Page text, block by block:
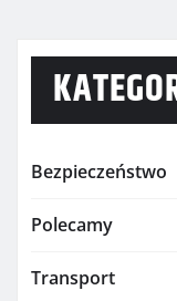
Bezpieczeństwo
Polecamy
Transport